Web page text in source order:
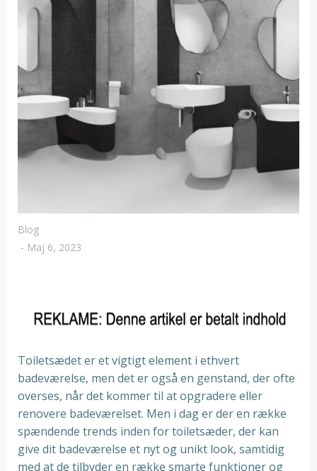
Blog
- Maj 6, 2023
Toiletsædet er et vigtigt element i ethvert
badeværelse, men det er også en genstand, der ofte
overses, når det kommer til at opgradere eller
renovere badeværelset. Men i dag er der en række
spændende trends inden for toiletsæder, der kan
give dit badeværelse et nyt og unikt look, samtidig
med at de tilbyder en række smarte funktioner og